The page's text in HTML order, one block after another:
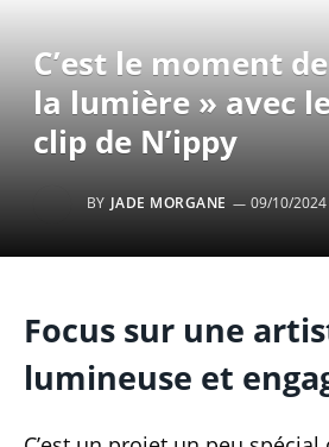
C’est le moment
la lumière » avec
clip de N’ippy
BY JADE MORGANE 09/10/2024
Focus sur une
lumineuse et